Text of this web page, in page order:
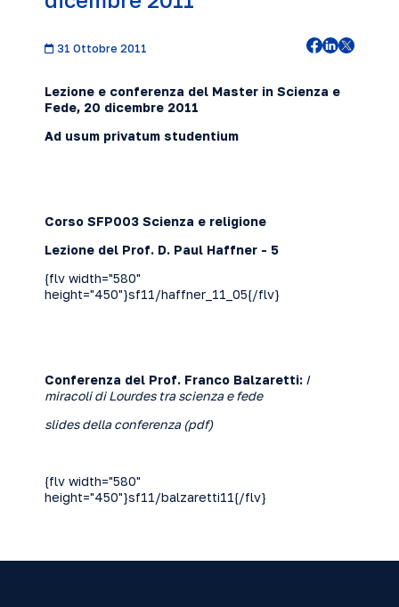
31 Ottobre 2011
Lezione e conferenza del Master in Scienza e
Fede, 20 dicembre 2011
Ad usum privatum studentium
Corso SFP003 Scienza e religione
Lezione del Prof. D. Paul Haffner - 5
{flv width="580"
height="450"}sf11/haffner_11_05{/flv}
Conferenza del Prof. Franco Balzaretti: I
miracoli di Lourdes tra scienza e fede
slides della conferenza (pdf)
{flv width="580"
height="450"}sf11/balzaretti11{/flv}